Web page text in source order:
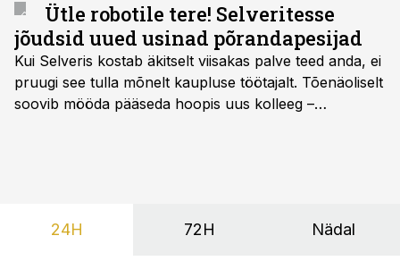
Ütle robotile tere! Selveritesse
jõudsid uued usinad põrandapesijad
Kui Selveris kostab äkitselt viisakas palve teed anda, ei
pruugi see tulla mõnelt kaupluse töötajalt. Tõenäoliselt
soovib mööda pääseda hoopis uus kolleeg –
24H 72H Nädal